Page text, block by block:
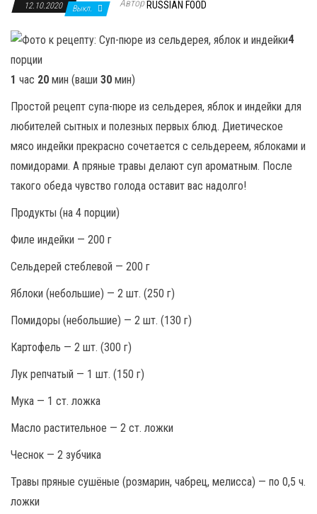
12.10.2020 Выкл. Автор RUSSIAN FOOD
4
порции
1 час 20 мин (ваши 30 мин)
Простой рецепт супа-пюре из сельдерея, яблок и индейки для
любителей сытных и полезных первых блюд. Диетическое
мясо индейки прекрасно сочетается с сельдереем, яблоками и
помидорами. А пряные травы делают суп ароматным. После
такого обеда чувство голода оставит вас надолго!
Продукты (на 4 порции)
Филе индейки — 200 г
Сельдерей стеблевой — 200 г
Яблоки (небольшие) — 2 шт. (250 г)
Помидоры (небольшие) — 2 шт. (130 г)
Картофель — 2 шт. (300 г)
Лук репчатый — 1 шт. (150 г)
Мука — 1 ст. ложка
Масло растительное — 2 ст. ложки
Чеснок — 2 зубчика
Травы пряные сушёные (розмарин, чабрец, мелисса) — по 0,5 ч.
ложки